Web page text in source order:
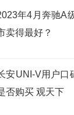
年4月奔驰A
卖得最好？
安UNI-V用户口
否购买 观天下